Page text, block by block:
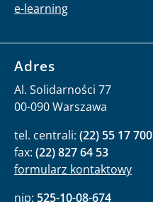
e-learning
Adres
Al. Solidarności 77
00-090 Warszawa
tel. centrali: (22) 55 17 700
fax: (22) 827 64 53
formularz kontaktowy
nip: 525-10-08-674